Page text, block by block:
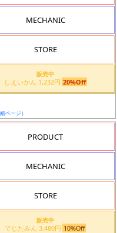
MECHANIC
STORE
販売中
しえいかん 1,232円 20%Off
細ページ）
PRODUCT
MECHANIC
STORE
販売中
でじたみん 3,480円 10%Off